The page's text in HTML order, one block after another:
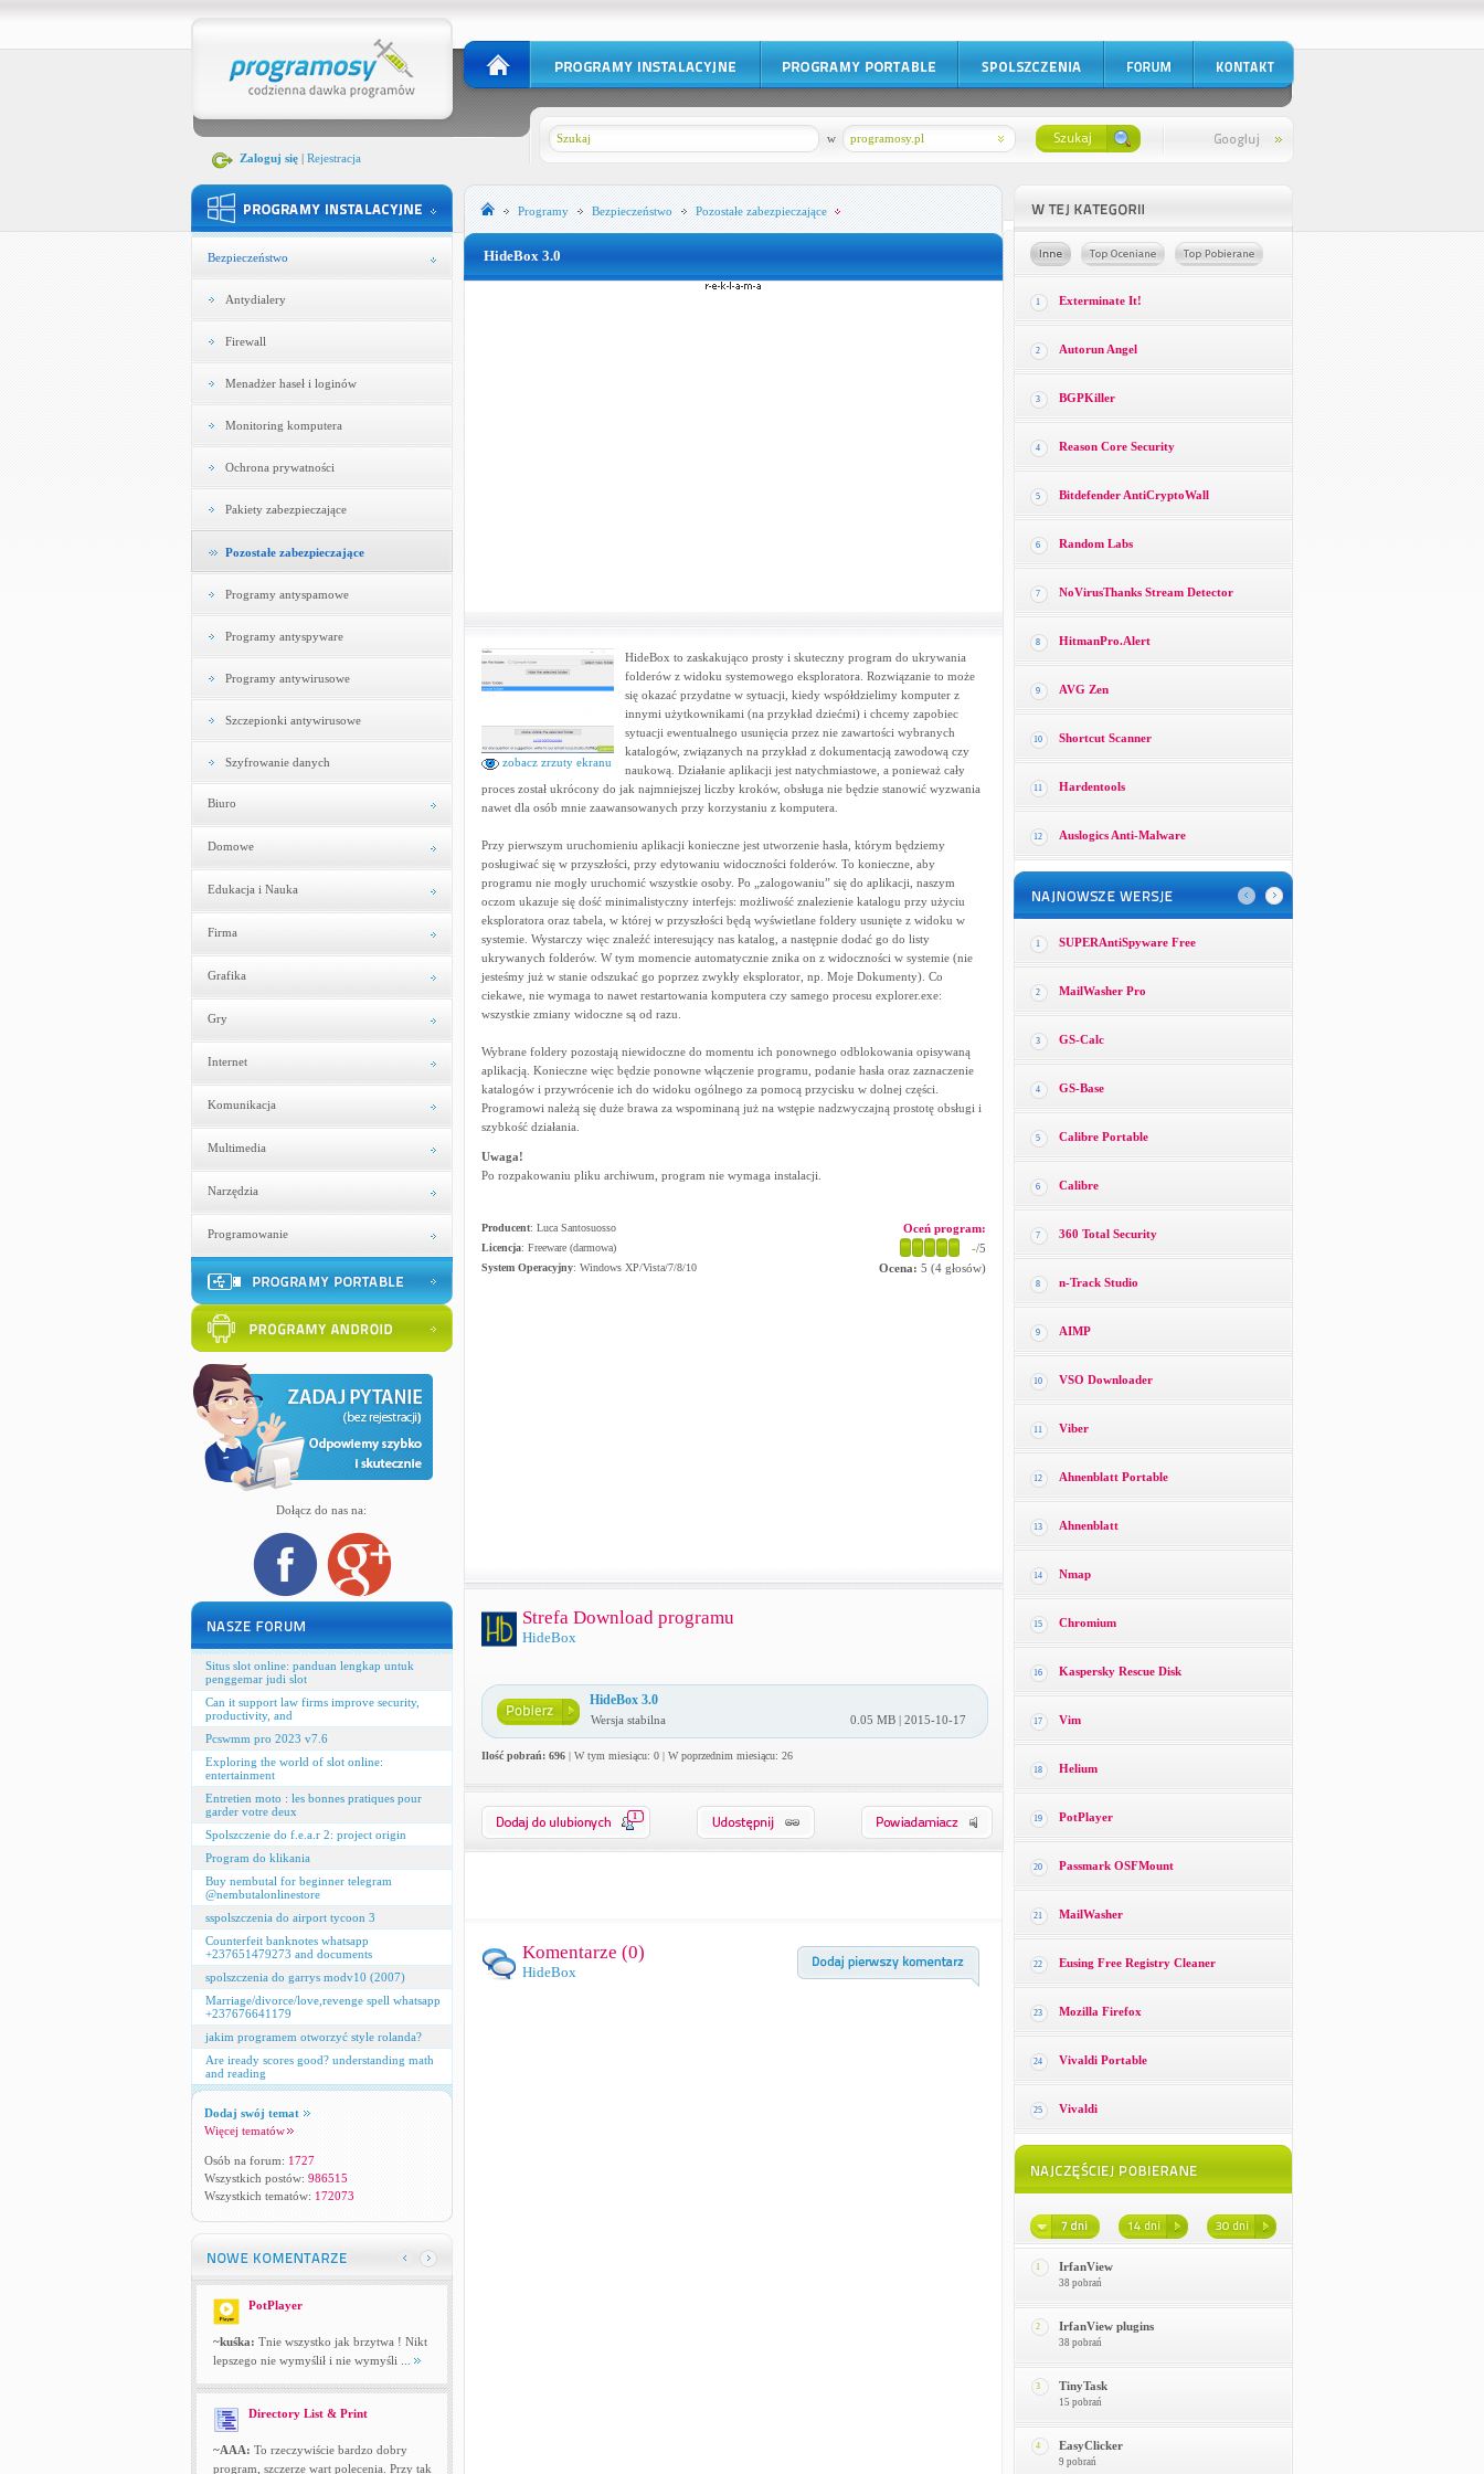
Zaloguj się| Rejestracja
programosy.pl
w
Bezpieczeństwo
Antydialery
Firewall
Menadżer haseł i loginów
Monitoring komputera
Ochrona prywatności
Pakiety zabezpieczające
Pozostałe zabezpieczające
Programy antyspamowe
Programy antyspyware
Programy antywirusowe
Szczepionki antywirusowe
Szyfrowanie danych
Biuro
Domowe
Edukacja i Nauka
Firma
Grafika
Gry
Internet
Komunikacja
Multimedia
Narzędzia
Programowanie
Dołącz do nas na:
Situs slot online: panduan lengkap untuk
penggemar judi slot
Can it support law firms improve security,
productivity, and
Pcswmm pro 2023 v7.6
Exploring the world of slot online:
entertainment
Entretien moto : les bonnes pratiques pour
garder votre deux
Spolszczenie do f.e.a.r 2: project origin
Program do klikania
Buy nembutal for beginner telegram
@nembutalonlinestore
sspolszczenia do airport tycoon 3
Counterfeit banknotes whatsapp
+237651479273 and documents
spolszczenia do garrys modv10 (2007)
Marriage/divorce/love,revenge spell whatsapp
+237676641179
jakim programem otworzyć style rolanda?
Are iready scores good? understanding math
and reading
Dodaj swój temat
Więcej tematów
Osób na forum: 1727
Wszystkich postów: 986515
Wszystkich tematów: 172073
PotPlayer
~kuśka: Tnie wszystko jak brzytwa ! Nikt
lepszego nie wymyślił i nie wymyśli ...
Directory List & Print
~AAA: To rzeczywiście bardzo dobry
program, szczerze wart polecenia. Przy tak
Programy Bezpieczeństwo Pozostałe zabezpieczające
HideBox 3.0
zobacz zrzuty ekranu
HideBox to zaskakująco prosty i skuteczny program do ukrywania
folderów z widoku systemowego eksploratora. Rozwiązanie to może
się okazać przydatne w sytuacji, kiedy współdzielimy komputer z
innymi użytkownikami (na przykład dziećmi) i chcemy zapobiec
sytuacji ewentualnego usunięcia przez nie zawartości wybranych
katalogów, związanych na przykład z dokumentacją zawodową czy
naukową. Działanie aplikacji jest natychmiastowe, a ponieważ cały
proces został ukrócony do jak najmniejszej liczby kroków, obsługa nie będzie stanowić wyzwania
nawet dla osób mnie zaawansowanych przy korzystaniu z komputera.
Przy pierwszym uruchomieniu aplikacji konieczne jest utworzenie hasła, którym będziemy
posługiwać się w przyszłości, przy edytowaniu widoczności folderów. To konieczne, aby
programu nie mogły uruchomić wszystkie osoby. Po „zalogowaniu” się do aplikacji, naszym
oczom ukazuje się dość minimalistyczny interfejs: możliwość znalezienie katalogu przy użyciu
eksploratora oraz tabela, w której w przyszłości będą wyświetlane foldery usunięte z widoku w
systemie. Wystarczy więc znaleźć interesujący nas katalog, a następnie dodać go do listy
ukrywanych folderów. W tym momencie automatycznie znika on z widoczności w systemie (nie
jesteśmy już w stanie odszukać go poprzez zwykły eksplorator, np. Moje Dokumenty). Co
ciekawe, nie wymaga to nawet restartowania komputera czy samego procesu explorer.exe:
wszystkie zmiany widoczne są od razu.
Wybrane foldery pozostają niewidoczne do momentu ich ponownego odblokowania opisywaną
aplikacją. Konieczne więc będzie ponowne włączenie programu, podanie hasła oraz zaznaczenie
katalogów i przywrócenie ich do widoku ogólnego za pomocą przycisku w dolnej części.
Programowi należą się duże brawa za wspominaną już na wstępie nadzwyczajną prostotę obsługi i
szybkość działania.
Uwaga!
Po rozpakowaniu pliku archiwum, program nie wymaga instalacji.
Producent: Luca Santosuosso
Licencja: Freeware (darmowa)
System Operacyjny: Windows XP/Vista/7/8/10
Oceń program:
-/5
Ocena: 5 (4głosów)
Strefa Download programu
HideBox
HideBox 3.0
Wersja stabilna 0.05 MB | 2015-10-17
Ilość pobrań: 696| W tym miesiącu: 0 | W poprzednim miesiącu: 26
1
Komentarze (0)
HideBox
1 Exterminate It!
2 Autorun Angel
3 BGPKiller
4 Reason Core Security
5 Bitdefender AntiCryptoWall
6 Random Labs
7 NoVirusThanks Stream Detector
8 HitmanPro.Alert
9 AVG Zen
10 Shortcut Scanner
11 Hardentools
12 Auslogics Anti-Malware
1 SUPERAntiSpyware Free
2 MailWasher Pro
3 GS-Calc
4 GS-Base
5 Calibre Portable
6 Calibre
7 360 Total Security
8 n-Track Studio
9 AIMP
10 VSO Downloader
11 Viber
12 Ahnenblatt Portable
13 Ahnenblatt
14 Nmap
15 Chromium
16 Kaspersky Rescue Disk
17 Vim
18 Helium
19 PotPlayer
20 Passmark OSFMount
21 MailWasher
22 Eusing Free Registry Cleaner
23 Mozilla Firefox
24 Vivaldi Portable
25 Vivaldi
1 IrfanView
38 pobrań
2 IrfanView plugins
38 pobrań
3 TinyTask
15 pobrań
4 EasyClicker
9 pobrań